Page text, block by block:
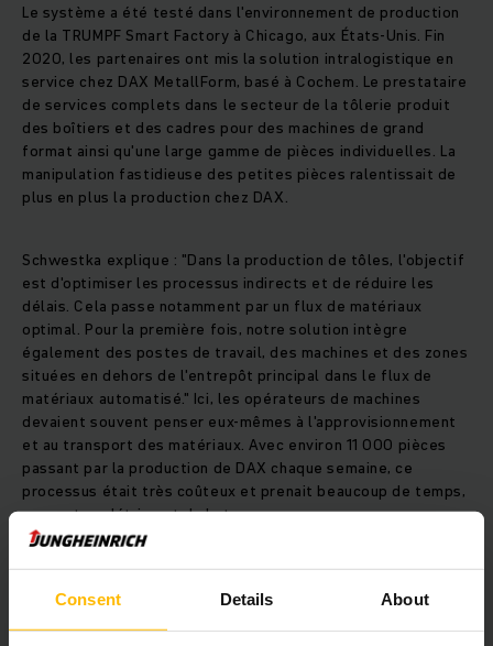
Consent Details About
Le système a été testé dans l'environnement de production
de la TRUMPF Smart Factory à Chicago, aux États-Unis. Fin
2020, les partenaires ont mis la solution intralogistique en
service chez DAX MetallForm, basé à Cochem. Le prestataire
de services complets dans le secteur de la tôlerie produit
des boîtiers et des cadres pour des machines de grand
format ainsi qu'une large gamme de pièces individuelles. La
manipulation fastidieuse des petites pièces ralentissait de
plus en plus la production chez DAX.
Schwestka explique : "Dans la production de tôles, l'objectif
est d'optimiser les processus indirects et de réduire les
délais. Cela passe notamment par un flux de matériaux
optimal. Pour la première fois, notre solution intègre
également des postes de travail, des machines et des zones
situées en dehors de l'entrepôt principal dans le flux de
matériaux automatisé." Ici, les opérateurs de machines
devaient souvent penser eux-mêmes à l'approvisionnement
et au transport des matériaux. Avec environ 11 000 pièces
passant par la production de DAX chaque semaine, ce
processus était très coûteux et prenait beaucoup de temps,
souvent au détriment de la transparence.
Frank Schmitz, PDG de DAX MetallForm, déclare : « Environ
80 % des pièces sont placées sur des palettes. Celles-ci
peuvent désormais être déplacées automatiquement tout au